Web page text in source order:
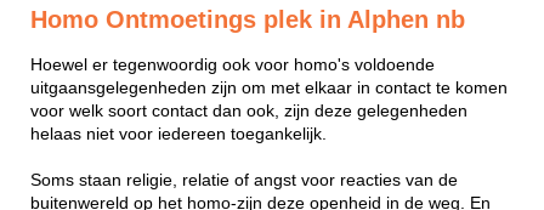
Homo Ontmoetings plek in Alphen nb
Hoewel er tegenwoordig ook voor homo's voldoende
uitgaansgelegenheden zijn om met elkaar in contact te komen
voor welk soort contact dan ook, zijn deze gelegenheden
helaas niet voor iedereen toegankelijk.
Soms staan religie, relatie of angst voor reacties van de
buitenwereld op het homo-zijn deze openheid in de weg. En